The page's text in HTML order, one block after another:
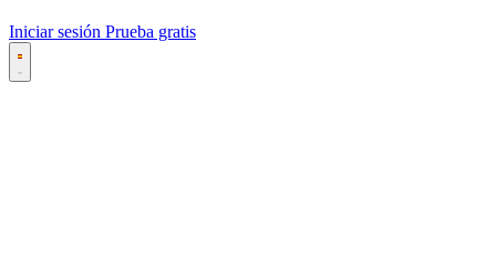
Iniciar sesión Prueba gratis